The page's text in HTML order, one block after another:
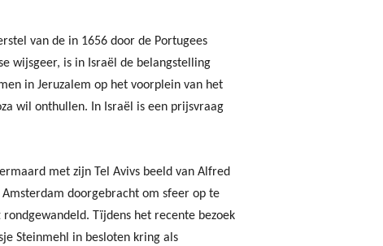
van de in 1656 door de Portugees
wijsgeer, is in Israël de belangstelling
in Jeruzalem op het voorplein van het
wil onthullen. In Israël is een prijsvraag
met zijn Tel Avivs beeld van Alfred
doorgebracht om sfeer op te
rondgewandeld. Tïjdens het recente bezoek
Steinmehl in besloten kring als